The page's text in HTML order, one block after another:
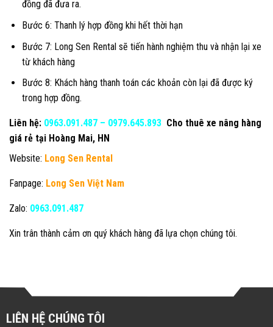
đồng đã đưa ra.
Bước 6: Thanh lý hợp đồng khi hết thời hạn
Bước 7: Long Sen Rental sẽ tiến hành nghiệm thu và nhận lại xe
từ khách hàng
Bước 8: Khách hàng thanh toán các khoản còn lại đã được ký
trong hợp đồng.
Liên hệ: 0963.091.487 – 0979.645.893 Cho thuê xe nâng hàng
giá rẻ tại Hoàng Mai, HN
Website: Long Sen Rental
Fanpage: Long Sen Việt Nam
Zalo: 0963.091.487
Xin trân thành cảm ơn quý khách hàng đã lựa chọn chúng tôi.
LIÊN HỆ CHÚNG TÔI